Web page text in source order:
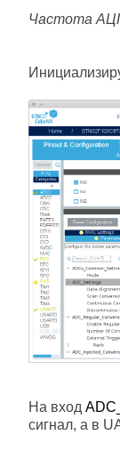
Частота
На вход
сигнал, а в